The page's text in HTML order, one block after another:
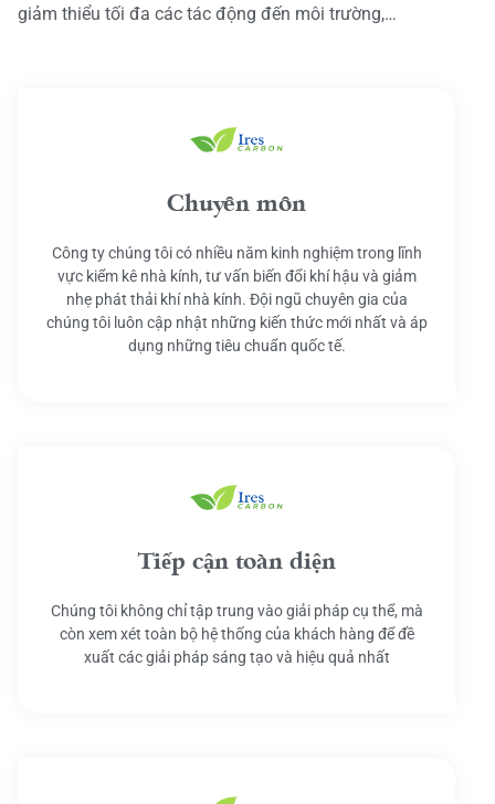
giảm thiểu tối đa các tác động đến môi trường,…
Chuyên môn
Công ty chúng tôi có nhiều năm kinh nghiệm trong lĩnh
vực kiểm kê nhà kính, tư vấn biến đổi khí hậu và giảm
nhẹ phát thải khí nhà kính. Đội ngũ chuyên gia của
chúng tôi luôn cập nhật những kiến thức mới nhất và áp
dụng những tiêu chuẩn quốc tế.
Tiếp cận toàn diện
Chúng tôi không chỉ tập trung vào giải pháp cụ thể, mà
còn xem xét toàn bộ hệ thống của khách hàng để đề
xuất các giải pháp sáng tạo và hiệu quả nhất